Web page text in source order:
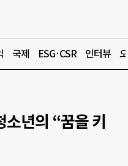
국제 ESG·CSR 인터뷰
년의 “꿈을 키